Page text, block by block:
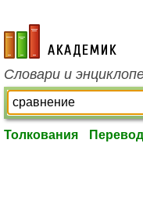
academic.ru
Словари и
Толкования